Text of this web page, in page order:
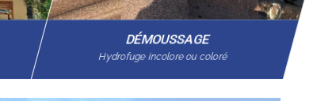
DÉMOUSSAGE
Hydrofuge incolore ou coloré